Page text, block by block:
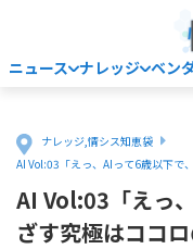
ニュース ナレッジ ベン
Home
ナレッジ 情シス知恵袋
AI Vol:03「えっ、AIって6歳以下で
AI Vol:03「えっ
ざす究極はココロ